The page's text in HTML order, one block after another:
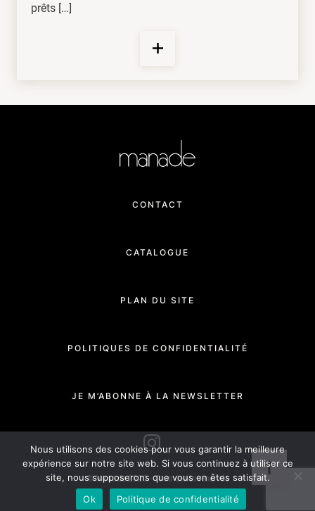
prêts […]
CONTACT
CATALOGUE
PLAN DU SITE
POLITIQUES DE CONFIDENTIALITÉ
JE M’ABONNE À LA NEWSLETTER
© Manade 2020 - Tous droits réservés
Nous utilisons des cookies pour vous garantir la meilleure
expérience sur notre site web. Si vous continuez à utiliser ce
site, nous supposerons que vous en êtes satisfait.
Ok
Politique de confidentialité